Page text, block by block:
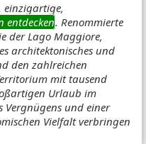
einzigartige,
entdecken. Renommierte
der Lago Maggiore,
architektonisches und
den zahlreichen
mit tausend
Urlaub im
Vergnügens und einer
Vielfalt verbringen